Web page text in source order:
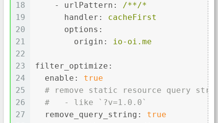
18
19
20
21
22
23
24
25
26
27
-
urlPattern:
/**/*
handler:
cacheFirst
options:
origin:
io-oi.me
filter_optimize:
enable:
true
# remove static resource query
#   - like `?v=1.0.0`
remove_query_string:
true